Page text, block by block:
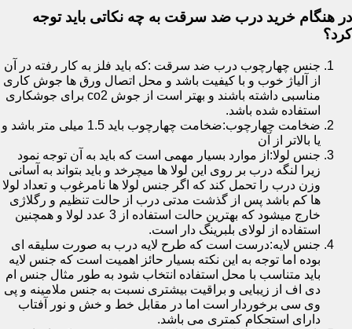
در هنگام خرید درب ضد سرقت به چه نکاتی باید توجه
کرد؟
جنس چهارچوب درب ضد سرقت :که باید فلز به کار رفته در آن
از آلیاژ خوب و با کیفیت باشد و محل اتصال ورق ها جوش کاری
مناسبی داشته باشند و بهتر است از جوش co2 برای جوشکاری
استفاده شده باشد.
ضخامت چهارچوب:ضخامت چهارچوب باید 1.5 میلی متر باشد و
یا بالاتر از آن
جنس لولا:از موارد بسیار مهمی است که باید به آن توجه نمود
زیرا لنگه درب بر روی این لولا ها میچرخد و باید بتواند به آسانی
وزن درب را تحمل کند که اگر جنس لولا ها نامرغوب و تعداد لولا
ها کم باشد پس از گذشت مدتی درب از حالت تنظیم و رگلاژی
خارج میشود که بهترین حالت استفاده از 3 عدد لولا و همچنین
استفاده از لولای بلبرینگ دار است.
جنس لایه:درست است که طرح لایه درب به صورت سلیقه ای
بوده اما توجه به این نکته بسیار حائز اهمیت است که جنس لایه
باید متناسب با محل استفاده انتخاب شود به طور مثال جنس ام
دی اف از زیبایی و براقیت بیشتری نسبت به جنس ملامینه و پی
وی سی برخوردار است اما در مقابل خط و خش و نور آفتاب
دارای استحکام کمتری می باشد.